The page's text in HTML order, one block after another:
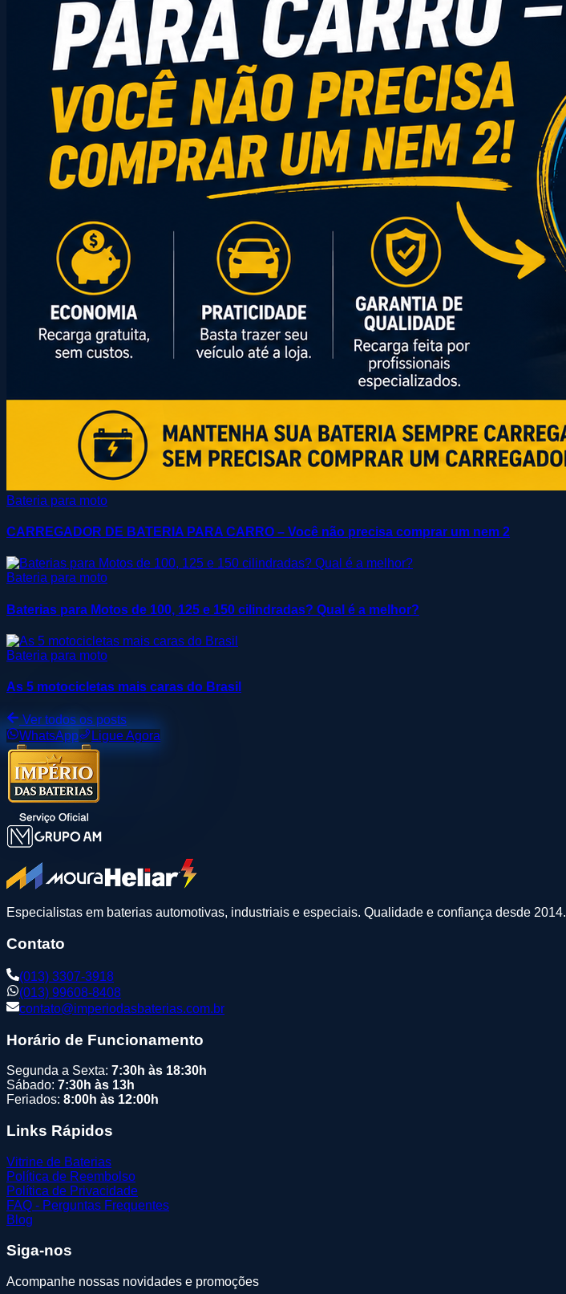
Bateria para moto
CARREGADOR DE BATERIA PARA CARRO – Você não precisa comprar um nem 2
Bateria para moto
Baterias para Motos de 100, 125 e 150 cilindradas? Qual é a melhor?
Bateria para moto
As 5 motocicletas mais caras do Brasil
Ver todos os posts
WhatsApp
Ligue Agora
Especialistas em baterias automotivas, industriais e especiais. Qualidade e confiança desde 2014.
Contato
(013) 3307-3918
(013) 99608-8408
contato@imperiodasbaterias.com.br
Horário de Funcionamento
Segunda a Sexta: 7:30h às 18:30h
Sábado: 7:30h às 13h
Feriados: 8:00h às 12:00h
Links Rápidos
Vitrine de Baterias
Política de Reembolso
Política de Privacidade
FAQ - Perguntas Frequentes
Blog
Siga-nos
Acompanhe nossas novidades e promoções